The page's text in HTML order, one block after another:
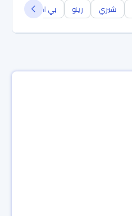
شيري رينو بي ام دبليو